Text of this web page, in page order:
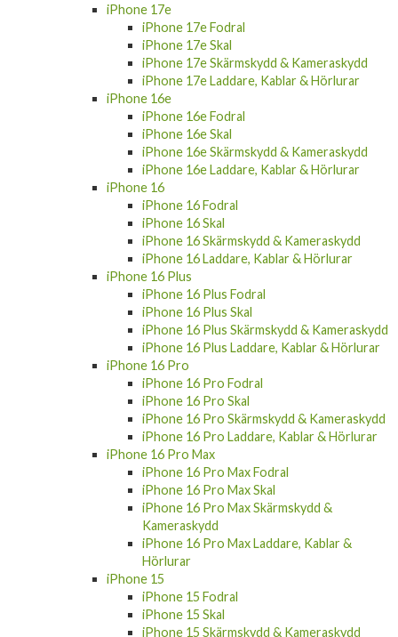
iPhone 17e
iPhone 17e Fodral
iPhone 17e Skal
iPhone 17e Skärmskydd & Kameraskydd
iPhone 17e Laddare, Kablar & Hörlurar
iPhone 16e
iPhone 16e Fodral
iPhone 16e Skal
iPhone 16e Skärmskydd & Kameraskydd
iPhone 16e Laddare, Kablar & Hörlurar
iPhone 16
iPhone 16 Fodral
iPhone 16 Skal
iPhone 16 Skärmskydd & Kameraskydd
iPhone 16 Laddare, Kablar & Hörlurar
iPhone 16 Plus
iPhone 16 Plus Fodral
iPhone 16 Plus Skal
iPhone 16 Plus Skärmskydd & Kameraskydd
iPhone 16 Plus Laddare, Kablar & Hörlurar
iPhone 16 Pro
iPhone 16 Pro Fodral
iPhone 16 Pro Skal
iPhone 16 Pro Skärmskydd & Kameraskydd
iPhone 16 Pro Laddare, Kablar & Hörlurar
iPhone 16 Pro Max
iPhone 16 Pro Max Fodral
iPhone 16 Pro Max Skal
iPhone 16 Pro Max Skärmskydd &
Kameraskydd
iPhone 16 Pro Max Laddare, Kablar &
Hörlurar
iPhone 15
iPhone 15 Fodral
iPhone 15 Skal
iPhone 15 Skärmskydd & Kameraskydd